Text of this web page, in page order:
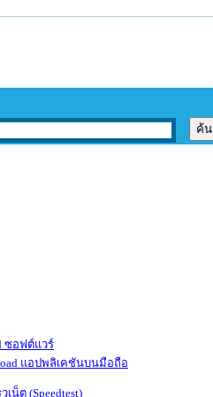
ซอฟต์แวร์
แอปพลิเคชันบนมือถือ
เน็ต (Speedtest)